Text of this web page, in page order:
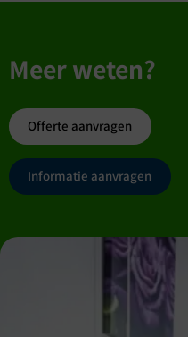
Meer weten?
Offerte aanvragen
Informatie aanvragen